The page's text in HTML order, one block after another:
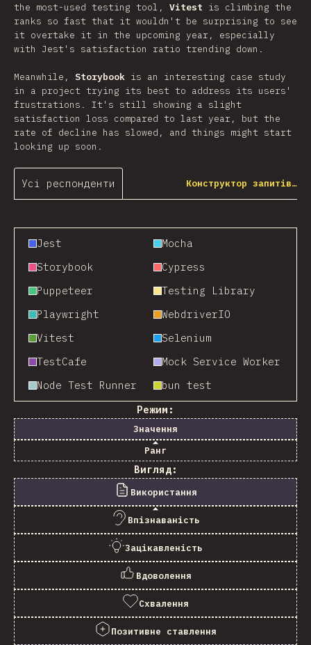
the most-used testing tool, Vitest is climbing the
ranks so fast that it wouldn't be surprising to see
it overtake it in the upcoming year, especially
with Jest's satisfaction ratio trending down.
Meanwhile, Storybook is an interesting case study
in a project trying its best to address its users'
frustrations. It's still showing a slight
satisfaction loss compared to last year, but the
rate of decline has slowed, and things might start
looking up soon.
Усі респонденти Конструктор запитів…
Jest
Mocha
Storybook
Cypress
Puppeteer
Testing Library
Playwright
WebdriverIO
Vitest
Selenium
TestCafe
Mock Service Worker
Node Test Runner
bun test
Режим:
Значення
Ранг
Вигляд:
Використання
Впізнаваність
Зацікавленість
Вдоволення
Схвалення
Позитивне ставлення